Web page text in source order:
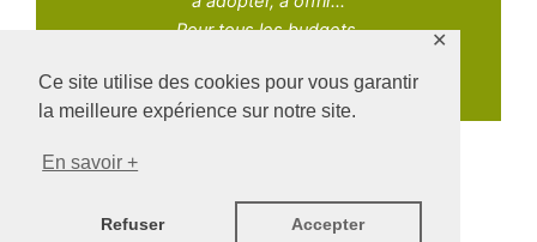
Ce site utilise des cookies pour vous garantir
la meilleure expérience sur notre site.
En savoir +
Refuser Accepter
✕
Pour tous les budgets.